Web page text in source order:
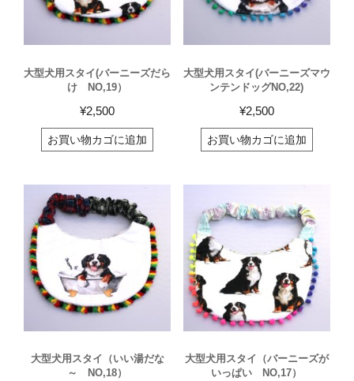
大型犬用スタイ(バーニーズだら
け NO,19）
¥2,500
お買い物カゴに追加
大型犬用スタイ(バーニーズマウ
ンテンドッグNO,22)
¥2,500
お買い物カゴに追加
大型犬用スタイ（いい湯だな
～ NO,18）
大型犬用スタイ（バーニーズが
いっぱい NO,17）